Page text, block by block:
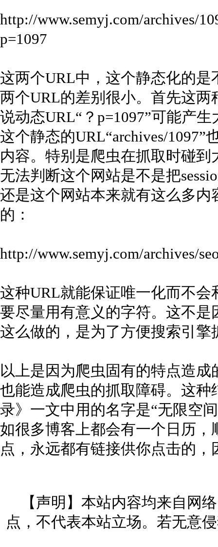
http://www.semyj.com/archives/
p=1097
这两个URL中，这个静态化的
两个URL的差别很小。首先这
说动态URL“？p=1097”可能产
这个静态的URL“archives/
内容。特别是爬虫在抓取时碰
无法判断这个网站是不是把
还是这个网站本来就有这么多
的：
http://www.semyj.com/archives/
这种URL就能保证唯一化而不
要尽量用有意义的字符。这不
这么做的，是为了方便搜索引擎
以上是因为爬虫固有的特点造
也能造成爬虫的抓取障碍。这
录》一文中用的名字是“无限空
如很多博客上都会有一个日历
点，永远都有链接供你点击的
【声明】本站内容均来自网
点，不代表本站立场。若无意